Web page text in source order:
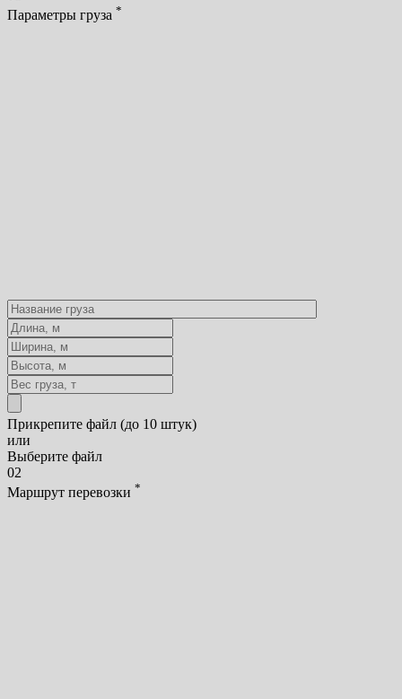
Параметры груза *
Прикрепите файл (до 10 штук)
или
Выберите файл
02
Маршрут перевозки *